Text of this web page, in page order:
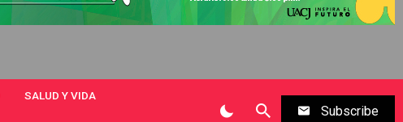
SALUD Y VIDA
Subscribe